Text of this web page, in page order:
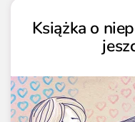
Książka o